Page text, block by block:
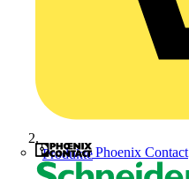
Phoenix Contact
Produkte